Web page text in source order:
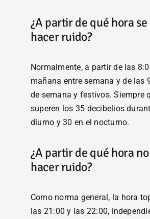
¿A partir de qué hora
hacer ruido?
Normalmente, a partir de las
mañana entre semana y de las
de semana y festivos. Siempre
superen los 35 decibelios
diurno y 30 en el nocturno.
¿A partir de qué hora
hacer ruido?
Como norma general, la hora
las 21:00 y las 22:00,